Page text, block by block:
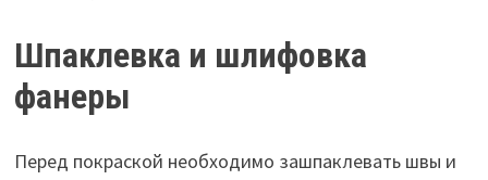
Шпаклевка и шлифовка
фанеры
Перед покраской необходимо зашпаклевать швы и